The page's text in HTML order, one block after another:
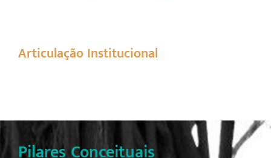
Articulação Institucional